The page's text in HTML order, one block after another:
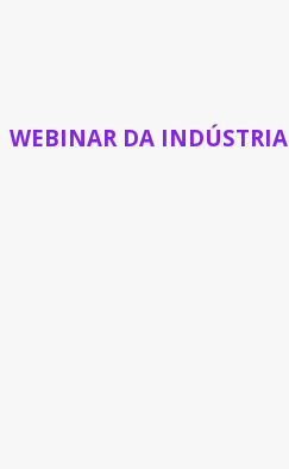
WEBINAR DA INDÚSTRIA